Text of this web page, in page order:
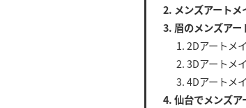
メンズアートメ
眉のメンズア
2Dアートメ
3Dアートメ
4Dアートメ
仙台でメンズ